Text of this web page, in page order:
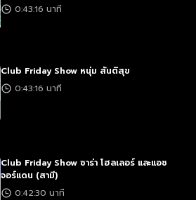
0:43:16 นาที
Club Friday Show หนุ่ม สันติสุข
0:43:16 นาที
Club Friday Show ซาร่า โฮลเลอร์ และแอช
จอร์แดน (สามี)
0:42:30 นาที